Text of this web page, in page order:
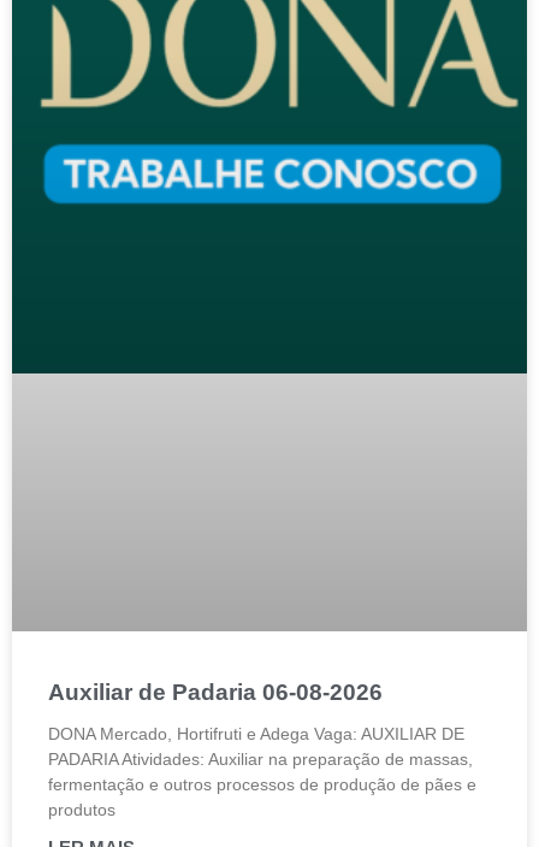
Auxiliar de Padaria 06-08-2026
DONA Mercado, Hortifruti e Adega Vaga: AUXILIAR DE
PADARIA Atividades: Auxiliar na preparação de massas,
fermentação e outros processos de produção de pães e
produtos